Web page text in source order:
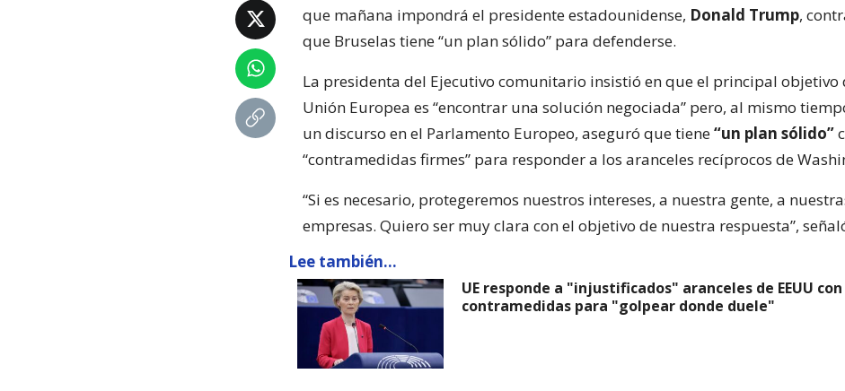
que mañana impondrá el presidente estadounidense, Donald Trump,
que Bruselas tiene “un plan sólido” para defenderse.
La presidenta del Ejecutivo comunitario insistió en que el principal objetivo
Unión Europea es “encontrar una solución negociada” pero, al mismo
un discurso en el Parlamento Europeo, aseguró que tiene“un plan sólido”
“contramedidas firmes” para responder a los aranceles recíprocos de
“Si es necesario, protegeremos nuestros intereses, a nuestra gente, a
empresas. Quiero ser muy clara con el objetivo de nuestra respuesta”,
Lee también...
UE responde a "injustificados" aranceles de EEUU con
contramedidas para "golpear donde duele"